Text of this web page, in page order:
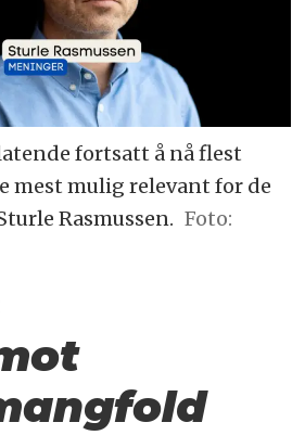
fortsatt å nå flest
mest mulig relevant for de
Rasmussen. Foto: